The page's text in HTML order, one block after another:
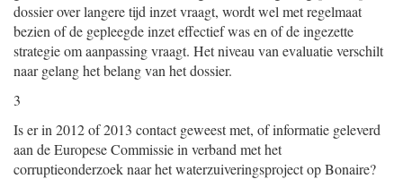
dossier over langere tijd inzet vraagt, wordt wel met regelmaat
bezien of de gepleegde inzet effectief was en of de ingezette
strategie om aanpassing vraagt. Het niveau van evaluatie verschilt
naar gelang het belang van het dossier.
3
Is er in 2012 of 2013 contact geweest met, of informatie geleverd
aan de Europese Commissie in verband met het
corruptieonderzoek naar het waterzuiveringsproject op Bonaire?